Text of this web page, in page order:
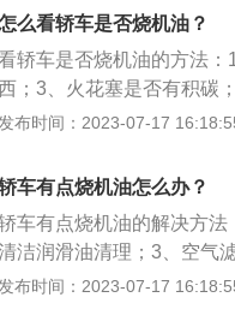
缓解摩擦与高温；2、减少
酸性有害气体与零件的接
上产生的脏污。
么看轿车是否烧机油？
轿车是否烧机油的方法
；3、火花塞是否有积碳
性能分为全合成机油、半合
、防锈防蚀、减震缓冲的
本性质，添加剂可弥补和
重要组成部分。
布时间：2023-07-17
车有点烧机油怎么办？
车有点烧机油的解决方
洁润滑油清理；3、空气
有问题，直接更换气门油封
布时间：2023-07-17